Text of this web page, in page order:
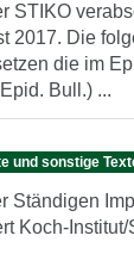
STIKO
2017. Die
die im
Bull.) ...
und sonstige
Ständigen
Koch-